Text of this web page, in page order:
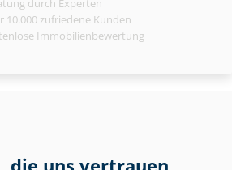
durch Experten
10.000 zufriedene Kunden
Immobilienbewertung